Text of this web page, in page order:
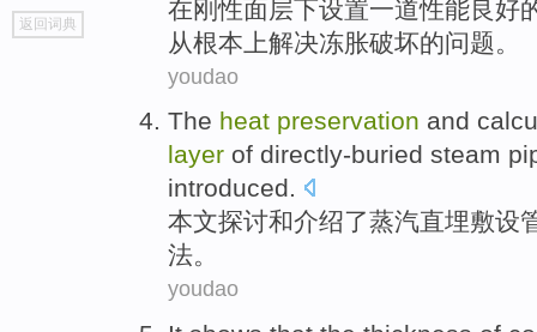
go
top
返回词典
在刚性面层下设置一道性能良好
从根本上解决冻胀破坏的问题。
youdao
The heat preservation and
layer of directly-buried steam
introduced.
本文探讨和介绍了蒸汽直埋敷设
法。
youdao